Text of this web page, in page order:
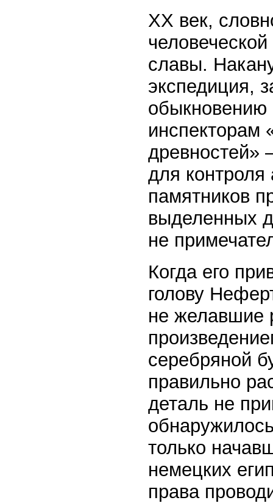
XX век,
славы.
экспедиция,
обыкновению
инспекторам
древностей»
для контроля
памятников
выделенных
не
Когда его
голову
не желавшие
серебряной
правильно
деталь не
только
немецких
права